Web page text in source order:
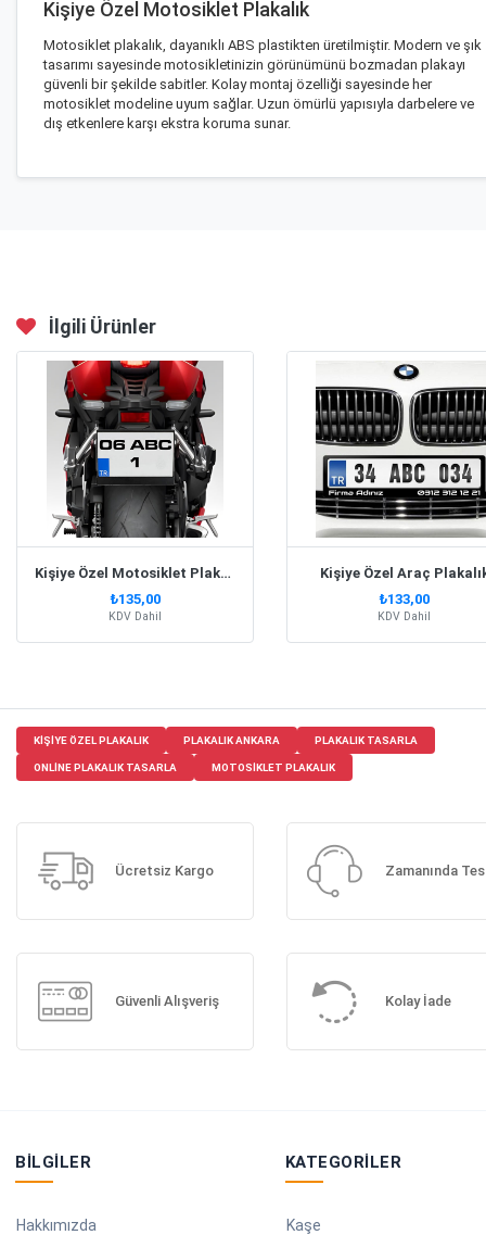
Kişiye Özel Motosiklet Plakalık
Motosiklet plakalık, dayanıklı ABS plastikten üretilmiştir. Modern ve şık
tasarımı sayesinde motosikletinizin görünümünü bozmadan plakayı
güvenli bir şekilde sabitler. Kolay montaj özelliği sayesinde her
motosiklet modeline uyum sağlar. Uzun ömürlü yapısıyla darbelere ve
dış etkenlere karşı ekstra koruma sunar.
İlgili Ürünler
Kişiye Özel Motosiklet Plakalık
₺135,00
KDV Dahil
Kişiye Özel Araç
₺133,00
KDV Dahil
KIŞIYE ÖZEL PLAKALIK PLAKALIK ANKARA PLAKALIK TASARLA
ONLINE PLAKALIK TASARLA MOTOSIKLET PLAKALIK
Ücretsiz Kargo Zamanında
Güvenli Alışveriş Kolay İade
BILGILER
Hakkımızda
KATEGORILER
Kaşe